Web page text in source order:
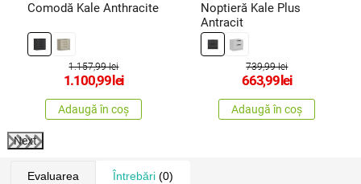
Comodă Kale Anthracite
1.157,99 lei
1.100,99lei
Adaugă în coș
Noptieră Kale Plus
Antracit
739,99 lei
663,99lei
Adaugă în coș
Next
Evaluarea Întrebări(0)